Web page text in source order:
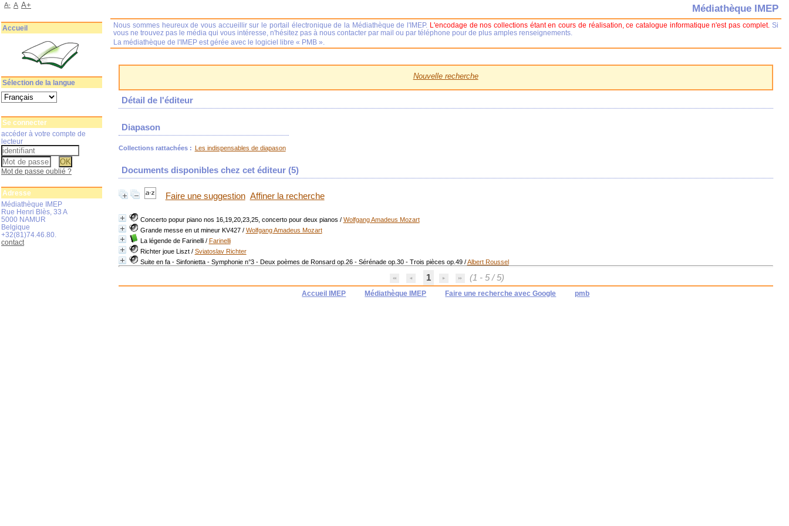
Nouvelle recherche
Détail de l'éditeur
Diapason
Collections rattachées : Les indispensables de diapason
Documents disponibles chez cet éditeur (5)
Faire une suggestion Affiner la recherche
Concerto popur piano nos 16,19,20,23,25, concerto pour deux pianos / Wolfgang Amadeus Mozart
Grande messe en ut mineur KV427/ Wolfgang Amadeus Mozart
La légende de Farinelli/ Farinelli
Richter joue Liszt/ Sviatoslav Richter
Suite en fa - Sinfonietta - Symphonie n°3 - Deux poèmes de Ronsard op.26 - Sérénade op.30 - Trois pièces op.49/Albert Roussel
1 (1 - 5 / 5)
Accueil IMEP Médiathèque IMEP Faire une recherche avec Google pmb
Médiathèque IMEP
Nous sommes heureux de vous accueillir sur le portail électronique de la Médiathèque de l'IMEP. L'encodage de nos collections étant en cours de réalisation, ce catalogue informatique n'est pas complet. Si
vous ne trouvez pas le média qui vous intéresse, n'hésitez pas à nous contacter par mail ou par téléphone pour de plus amples renseignements.
La médiathèque de l'IMEP est gérée avec le logiciel libre « PMB ».
A- A A+
Accueil
Sélection de la langue
Se connecter
accéder à votre compte de
lecteur
Mot de passe oublié ?
Adresse
Médiathèque IMEP
Rue Henri Blès, 33 A
5000 NAMUR
Belgique
+32(81)74.46.80.
contact